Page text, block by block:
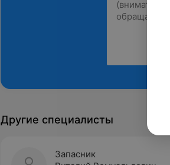
Другие специалисты
Запасник